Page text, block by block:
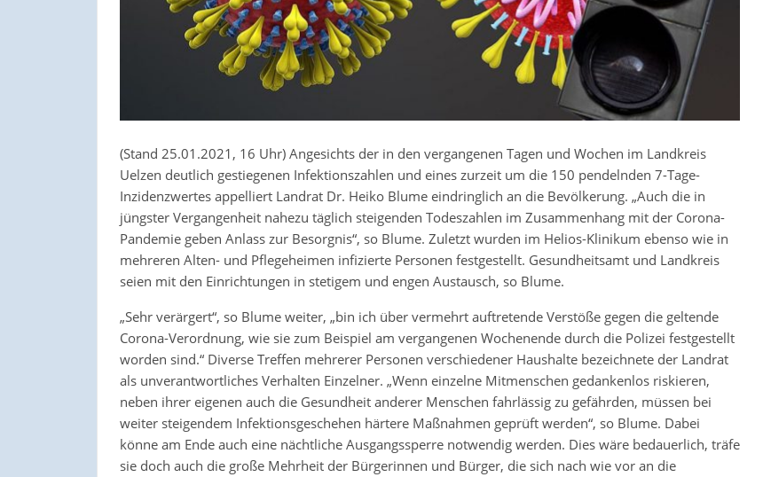
(Stand 25.01.2021, 16 Uhr) Angesichts der in den vergangenen Tagen und Wochen im Landkreis
Uelzen deutlich gestiegenen Infektionszahlen und eines zurzeit um die 150 pendelnden 7-Tage-
Inzidenzwertes appelliert Landrat Dr. Heiko Blume eindringlich an die Bevölkerung. „Auch die in
jüngster Vergangenheit nahezu täglich steigenden Todeszahlen im Zusammenhang mit der Corona-
Pandemie geben Anlass zur Besorgnis“, so Blume. Zuletzt wurden im Helios-Klinikum ebenso wie in
mehreren Alten- und Pflegeheimen infizierte Personen festgestellt. Gesundheitsamt und Landkreis
seien mit den Einrichtungen in stetigem und engen Austausch, so Blume.
„Sehr verärgert“, so Blume weiter, „bin ich über vermehrt auftretende Verstöße gegen die geltende
Corona-Verordnung, wie sie zum Beispiel am vergangenen Wochenende durch die Polizei festgestellt
worden sind.“ Diverse Treffen mehrerer Personen verschiedener Haushalte bezeichnete der Landrat
als unverantwortliches Verhalten Einzelner. „Wenn einzelne Mitmenschen gedankenlos riskieren,
neben ihrer eigenen auch die Gesundheit anderer Menschen fahrlässig zu gefährden, müssen bei
weiter steigendem Infektionsgeschehen härtere Maßnahmen geprüft werden“, so Blume. Dabei
könne am Ende auch eine nächtliche Ausgangssperre notwendig werden. Dies wäre bedauerlich, träfe
sie doch auch die große Mehrheit der Bürgerinnen und Bürger, die sich nach wie vor an die